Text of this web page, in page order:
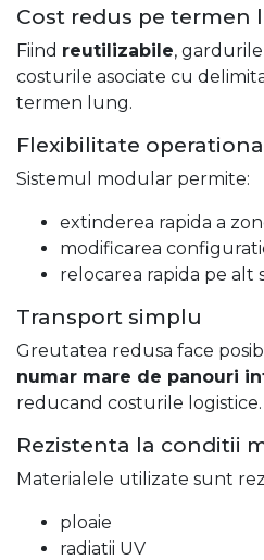
Cost redus pe termen
Fiind reutilizabile,
costurile asociate cu
termen lung.
Flexibilitate
Sistemul modular permite:
extinderea rapida a
modificarea
relocarea rapida pe alt
Transport simplu
Greutatea redusa face
numar mare de panouri
reducand costurile logistice.
Rezistenta la conditii
Materialele utilizate sunt
ploaie
radiatii UV